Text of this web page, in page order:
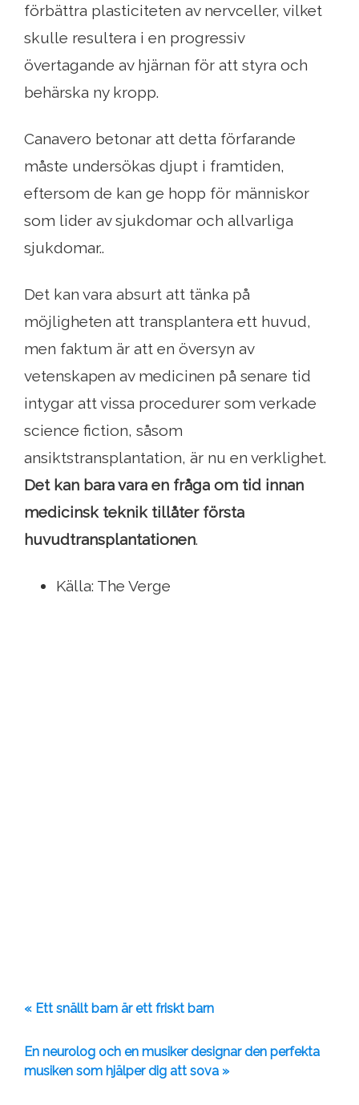
förbättra plasticiteten av nervceller, vilket
skulle resultera i en progressiv
övertagande av hjärnan för att styra och
behärska ny kropp.
Canavero betonar att detta förfarande
måste undersökas djupt i framtiden,
eftersom de kan ge hopp för människor
som lider av sjukdomar och allvarliga
sjukdomar..
Det kan vara absurt att tänka på
möjligheten att transplantera ett huvud,
men faktum är att en översyn av
vetenskapen av medicinen på senare tid
intygar att vissa procedurer som verkade
science fiction, såsom
ansiktstransplantation, är nu en verklighet.
Det kan bara vara en fråga om tid innan
medicinsk teknik tillåter första
huvudtransplantationen.
Källa: The Verge
« Ett snällt barn är ett friskt barn
En neurolog och en musiker designar den perfekta
musiken som hjälper dig att sova »